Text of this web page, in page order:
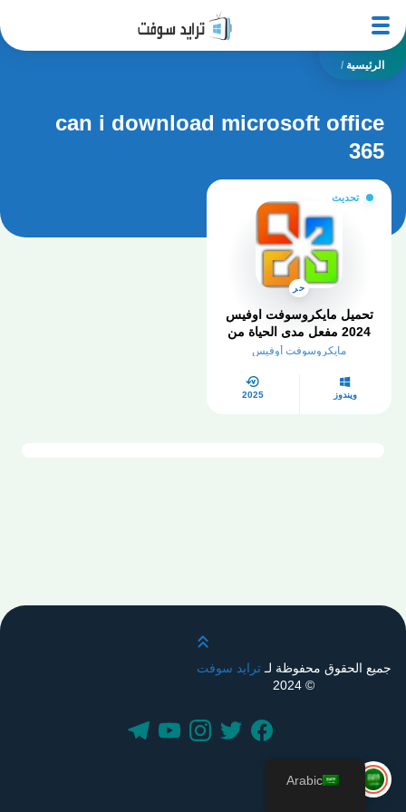
الرئيسية /
can i download microsoft office
365
تحديث
حر
تحميل مايكروسوفت اوفيس
2024 مفعل مدى الحياة من
ميديا ​​فاير
مايكروسوفت أوفيس
ويندوز 2025
قم بالتمرير لأعلى
جميع الحقوق محفوظة لـترايد سوفت
© 2024
Arabic